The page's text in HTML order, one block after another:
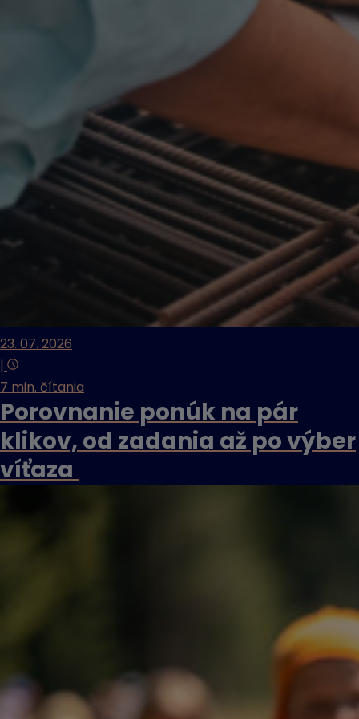
23. 07. 2026
|
7 min. čítania
Porovnanie ponúk na pár
klikov, od zadania až po výber
víťaza